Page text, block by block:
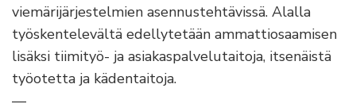
viemärijärjestelmien asennustehtävissä. Alalla
työskentelevältä edellytetään ammattiosaamisen
lisäksi tiimityö- ja asiakaspalvelutaitoja, itsenäistä
työotetta ja kädentaitoja.
—